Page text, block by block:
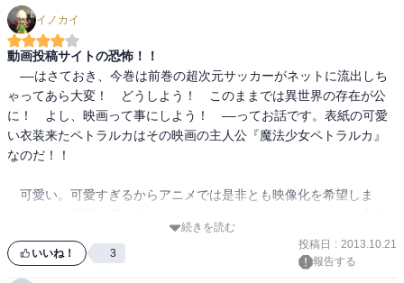
イノカイ
動画投稿サイトの恐怖！！
––はさておき、今巻は前巻の超次元サッカーがネットに流出しち
ゃってあら大変！　どうしよう！　このままでは異世界の存在が公
に！　よし、映画って事にしよう！　––ってお話です。表紙の可愛
い衣装来たペトラルカはその映画の主人公『魔法少女ペトラルカ』
なのだ！！
可愛い。可愛すぎるからアニメでは是非とも映像化を希望しま
達は完成披露試写会で悶絶してましたけど……こういうのは勢いで
突っ走って後悔するのが青春ですね。
でもただ楽しいだけじゃなく、表紙のペトラルカの色々な重責も
続きを読む
いいね！ 3
投稿日 : 2013.10.21
報告する